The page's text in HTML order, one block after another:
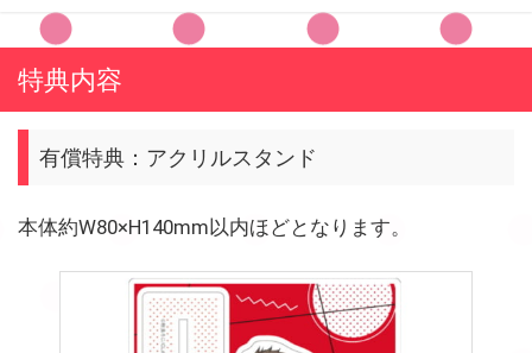
特典内容
有償特典：アクリルスタンド
本体約W80×H140mm以内ほどとなります。